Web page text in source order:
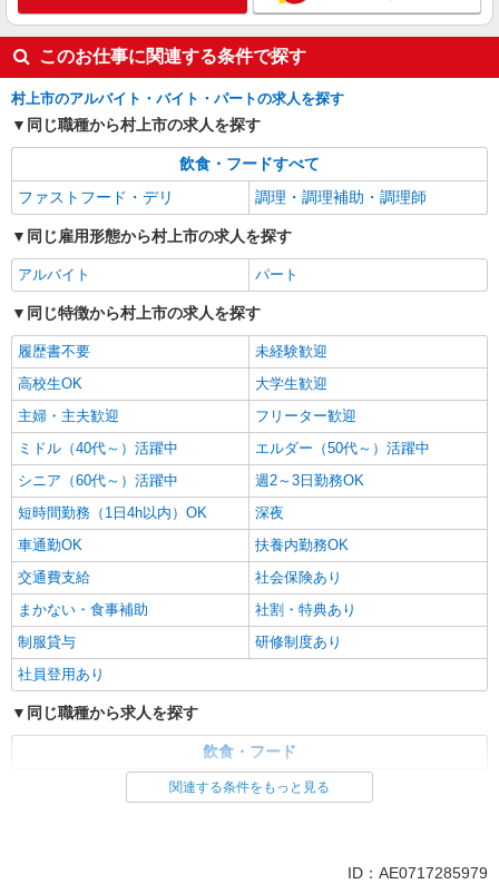
このお仕事に関連する条件で探す
村上市のアルバイト・バイト・パートの求人を探す
同じ職種から村上市の求人を探す
飲食・フードすべて
ファストフード・デリ
調理・調理補助・調理師
同じ雇用形態から村上市の求人を探す
アルバイト パート
同じ特徴から村上市の求人を探す
履歴書不要
未経験歓迎
高校生OK
大学生歓迎
主婦・主夫歓迎
フリーター歓迎
ミドル（40代～）活躍中
エルダー（50代～）活躍中
シニア（60代～）活躍中
週2～3日勤務OK
短時間勤務（1日4h以内）OK
深夜
車通勤OK
扶養内勤務OK
交通費支給
社会保険あり
まかない・食事補助
社割・特典あり
制服貸与
研修制度あり
社員登用あり
同じ職種から求人を探す
飲食・フード
ファストフード・デリ
調理・調理補助・調理師
関連する条件をもっと見る
ID：AE0717285979